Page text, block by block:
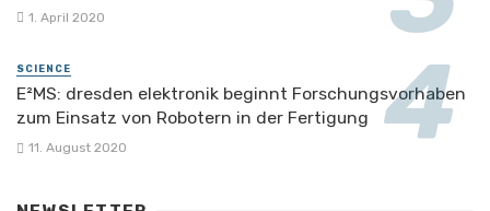
1. April 2020
SCIENCE
E²MS: dresden elektronik beginnt Forschungsvorhaben
zum Einsatz von Robotern in der Fertigung
11. August 2020